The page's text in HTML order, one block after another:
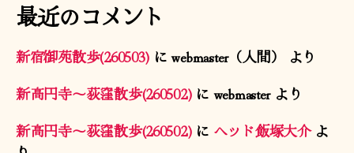
最近のコメント
新宿御苑散歩(260503) にwebmaster（人間）
より
新高円寺〜荻窪散歩(260502)に webmasterより
新高円寺〜荻窪散歩(260502)に ヘッド飯塚大介よ